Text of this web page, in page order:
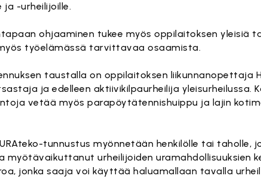
ja -urheilijoille.
ohjaaminen tukee myös oppilaitoksen
työelämässä tarvittavaa osaamista.
taustalla on oppilaitoksen liikunnanopettaja
ja edelleen aktiivikilpaurheilija yleisurheilussa.
vetää myös parapöytätennishuippu ja lajin
tunnustus myönnetään henkilölle tai taholle,
urheilijoiden uramahdollisuuksien
jonka saaja voi käyttää haluamallaan tavalla